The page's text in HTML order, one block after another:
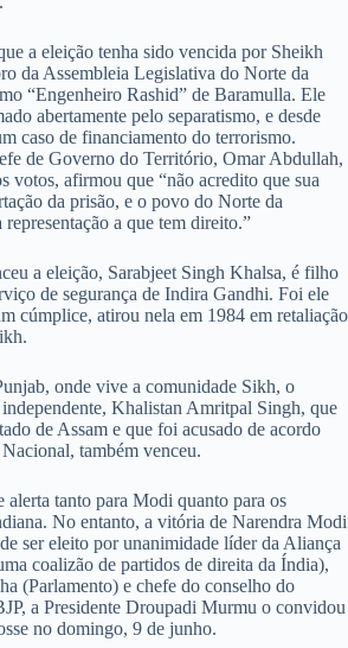
a eleição tenha sido vencida por Sheikh
da Assembleia Legislativa do Norte da
“Engenheiro Rashid” de Baramulla. Ele
abertamente pelo separatismo, e desde
caso de financiamento do terrorismo.
de Governo do Território, Omar Abdullah,
votos, afirmou que “não acredito que sua
da prisão, e o povo do Norte da
a que tem direito.”
a eleição, Sarabjeet Singh Khalsa, é filho
de segurança de Indira Gandhi. Foi ele
cúmplice, atirou nela em 1984 em retaliação
onde vive a comunidade Sikh, o
Khalistan Amritpal Singh, que
de Assam e que foi acusado de acordo
também venceu.
alerta tanto para Modi quanto para os
No entanto, a vitória de Narendra Modi
ser eleito por unanimidade líder da Aliança
coalizão de partidos de direita da Índia),
(Parlamento) e chefe do conselho do
a Presidente Droupadi Murmu o convidou
no domingo, 9 de junho.